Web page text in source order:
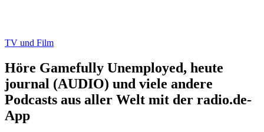
TV und Film
Höre Gamefully Unemployed, heute
journal (AUDIO) und viele andere
Podcasts aus aller Welt mit der radio.de-
App